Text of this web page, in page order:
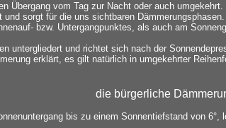
Übergang vom Tag zur Nacht oder auch
sorgt für die uns sichtbaren Dämmerungsphasen.
bzw. Untergangpunktes, als auch am
untergliedert und richtet sich nach der
erklärt, es gilt natürlich in umgekehrter
die bürgerliche
bis zu einem Sonnentiefstand von 6°,